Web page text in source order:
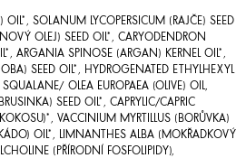
SOLANUM LYCOPERSICUM (RAJČE) SEED
OLEJ) SEED OIL*, CARYODENDRON
ARGANIA SPINOSE (ARGAN) KERNEL OIL*,
SEED OIL*, HYDROGENATED ETHYLHEXYL
OLEA EUROPAEA (OLIVE) OIL,
SEED OIL*, CAPRYLIC/CAPRIC
KOKOSU)*, VACCINIUM MYRTILLUS (BORŮVKA)
OIL*, LIMNANTHES ALBA (MOKŘADKOVÝ
(PŘÍRODNÍ FOSFOLIPIDY),